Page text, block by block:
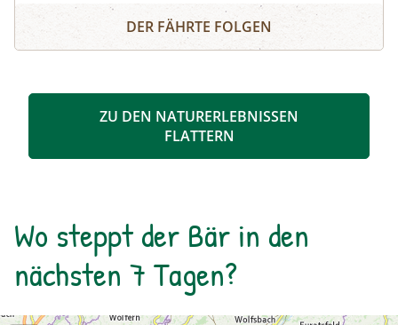
Moorkomplex Österreichs finden seltene Tiere
und Pflanzen ideale Lebensbedingungen. Wir
Moorgeheimnis.Infos und Buchung:
Irrlichter und Moorgeister
DER FÄHRTE FOLGEN
ZU DEN NATURERLEBNISSEN
FLATTERN
Wo steppt der Bär in den
nächsten 7 Tagen?